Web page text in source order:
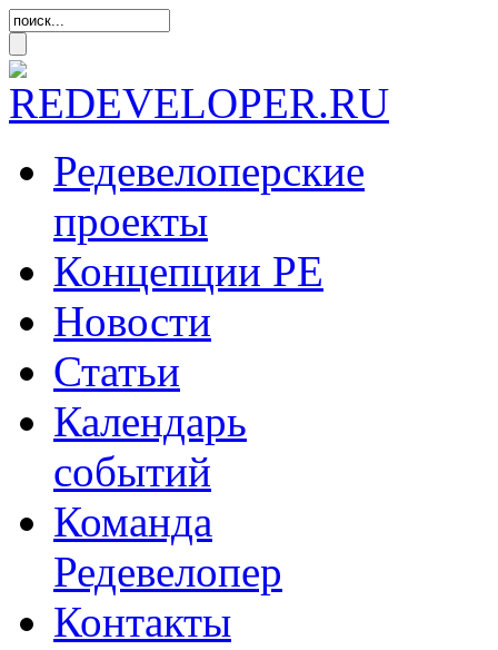
Редевелоперские
проекты
Концепции РЕ
Новости
Статьи
Календарь
событий
Команда
Редевелопер
Контакты